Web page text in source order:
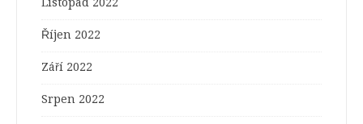
Říjen 2022
Září 2022
Srpen 2022